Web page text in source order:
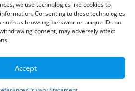
we use technologies like cookies to
Consenting to these technologies
as browsing behavior or unique IDs on
consent, may adversely affect
Accept
Disclaimer